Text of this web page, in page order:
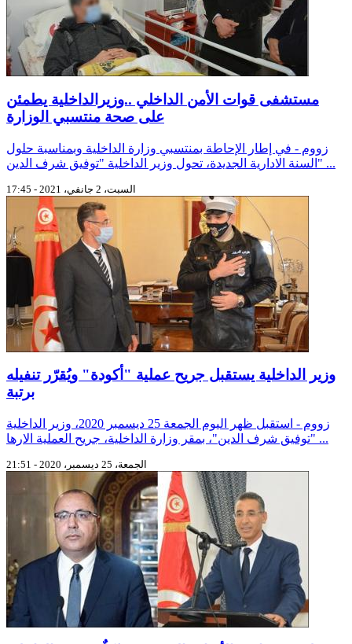
مستشفى قوات الأمن الداخلي ..وزيرالداخلية يطمئن
على صحة منتسبي الوزارة
زووم - في إطار الإحاطة بمنتسبي وزارة الداخلية وبمناسبة حلول
السنة الادارية الجديدة، تحول وزير الداخلية "توفيق شرف الدين" ...
السبت، 2 جانفي، 2021 - 17:45
وزير الداخلية يستقبل جريح عملية "أكودة" ويُقرّر تنفيله
برتبة
زووم - استقبل ظهر اليوم الجمعة 25 ديسمبر 2020، وزير الداخلية
"توفيق شرف الدين"، بمقر وزارة الداخلية، جريح العملية الارها ...
الجمعة، 25 ديسمبر، 2020 - 21:51